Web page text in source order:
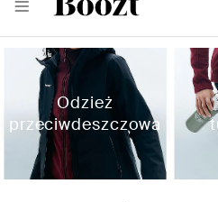
Odzież
przeciwdeszczowa